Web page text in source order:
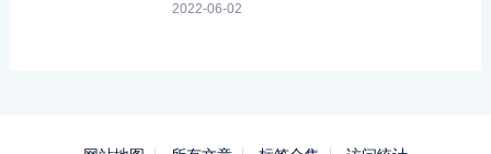
2022-06-02